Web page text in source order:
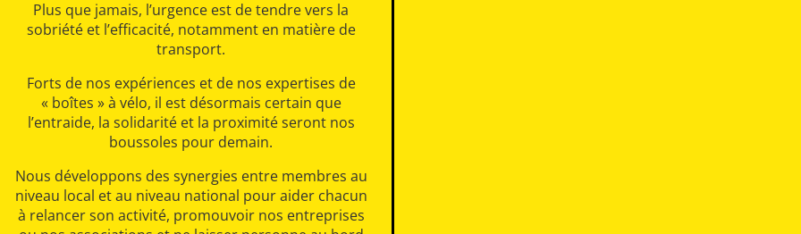
Plus que jamais, l’urgence est de tendre vers la
sobriété et l’efficacité, notamment en matière de
transport.
Forts de nos expériences et de nos expertises de
« boîtes » à vélo, il est désormais certain que
l’entraide, la solidarité et la proximité seront nos
boussoles pour demain.
Nous développons des synergies entre membres au
niveau local et au niveau national pour aider chacun
à relancer son activité, promouvoir nos entreprises